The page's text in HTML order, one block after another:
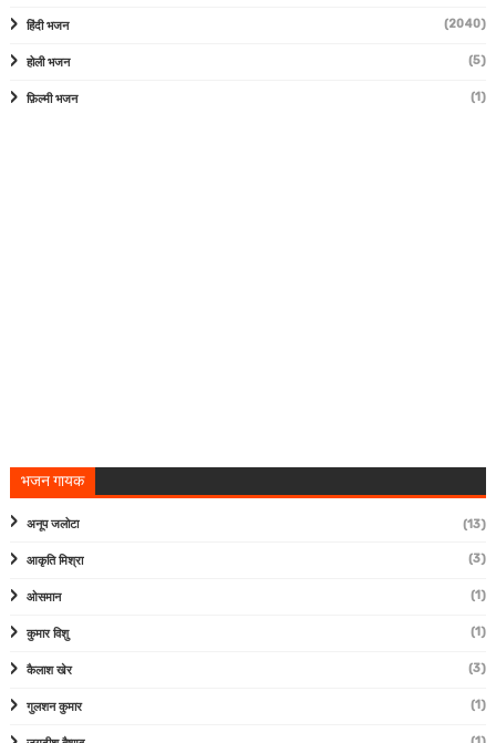
हिंदी भजन (2040)
होली भजन (5)
फ़िल्मी भजन (1)
भजन गायक
अनूप जलोटा (13)
आकृति मिश्रा (3)
ओसमान (1)
कुमार विशु (1)
कैलाश खेर (3)
गुलशन कुमार (1)